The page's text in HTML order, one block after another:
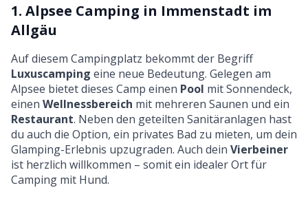
1. Alpsee Camping in Immenstadt im
Allgäu
Auf diesem Campingplatz bekommt der Begriff
Luxuscamping eine neue Bedeutung. Gelegen am
Alpsee bietet dieses Camp einen Pool mit Sonnendeck,
einen Wellnessbereich mit mehreren Saunen und ein
Restaurant. Neben den geteilten Sanitäranlagen hast
du auch die Option, ein privates Bad zu mieten, um dein
Glamping-Erlebnis upzugraden. Auch dein Vierbeiner
ist herzlich willkommen – somit ein idealer Ort für
Camping mit Hund.